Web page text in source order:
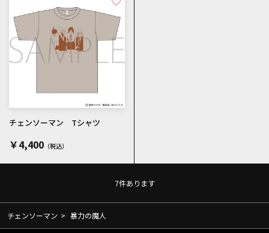
チェンソーマン Tシャツ
￥4,400
7件あります
チェンソーマン > 暴力の魔人